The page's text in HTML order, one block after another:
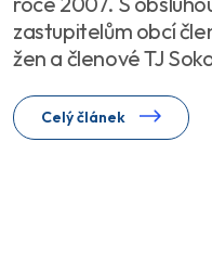
zastupitelům obcí
žen a členové TJ
Celý článek